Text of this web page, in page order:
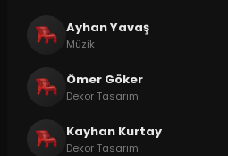
Ayhan Yavaş
Müzik
Ömer Göker
Dekor Tasarım
Kayhan Kurtay
Dekor Tasarım